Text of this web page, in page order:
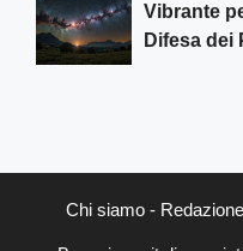
Vibrante
Difesa dei
Chi siamo- Redazione